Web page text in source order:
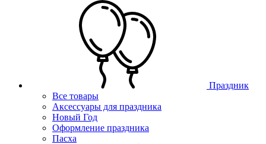
Праздник
Все товары
Аксессуары для праздника
Новый Год
Оформление праздника
Пасха